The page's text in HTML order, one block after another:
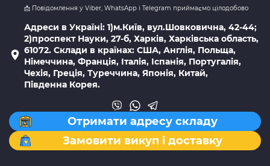
📩 Повідомлення у Viber, WhatsApp і Telegram приймаємо цілодобово
Адреси в Україні: 1)м.Київ, вул.Шовковична, 42-44;
2)проспект Науки, 27-б, Харків, Харківська область,
61072. Склади в країнах: США, Англія, Польща,
Німеччина, Франція, Італія, Іспанія, Португалія,
Чехія, Греція, Туреччина, Японія, Китай,
Південна Корея.
Отримати адресу складу
Замовити викуп і доставку